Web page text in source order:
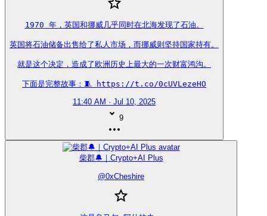
1970 年，英国和挪威几乎同时在北海发现了石油。
英国将石油储备出售给了私人市场，而挪威则坚持国家持有。
就是这个决定，造成了欧洲历史上最大的一次财富鸿沟。
下面是完整故事：🧵 https://t.co/0cUVLezeHO
11:40 AM · Jul 10, 2025
9
柴郡🔔｜Crypto+AI Plus
@0xCheshire